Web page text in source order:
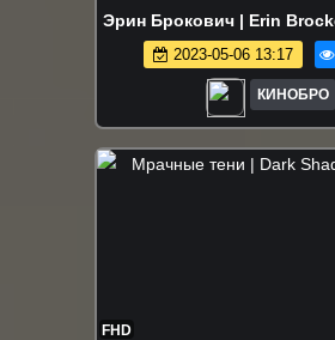
Эрин Брокович | Erin
2023-05-06 13:17
КИНОБРО
FHD